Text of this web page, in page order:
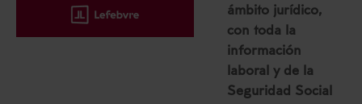
ámbito jurídico,
con toda la
información
laboral y de la
Seguridad Social